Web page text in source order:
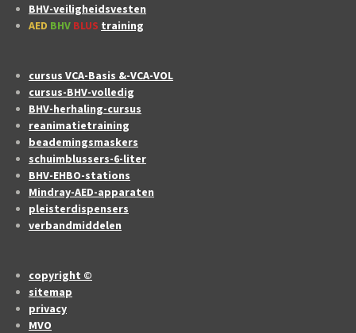
BHV-veiligheidsvesten
AED BHV BLUS training
cursus VCA-Basis &-VCA-VOL
cursus-BHV-volledig
BHV-herhaling-cursus
reanimatietraining
beademingsmaskers
schuimblussers-6-liter
BHV-EHBO-stations
Mindray-AED-apparaten
pleisterdispensers
verbandmiddelen
copyright ©
sitemap
privacy
MVO